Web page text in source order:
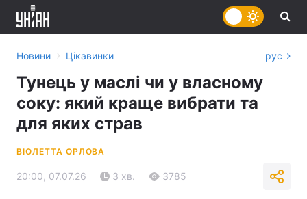
Новини › Цікавинки рус
Тунець у маслі чи у власному
соку: який краще вибрати та
для яких страв
ВІОЛЕТТА ОРЛОВА
20:00, 07.07.26 3 хв. 3785